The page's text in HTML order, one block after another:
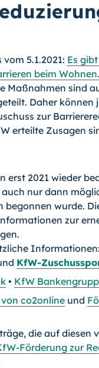
vom 5.1.2021: Es
beim Wohnen.
Maßnahmen sind
Daher
zur
erteilte Zusagen
erst 2021 wieder
nur dann
begonnen wurde.
zur
Informationen:
KfW-
• KfW
co2online und
die auf diesen
Förderung zur